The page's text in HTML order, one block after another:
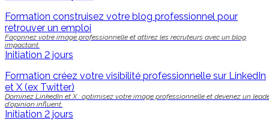
Formation construisez votre blog professionnel pour
retrouver un emploi
Façonnez votre image professionnelle et attirez les recruteurs avec un blog
impactant.
Initiation 2 jours
Formation créez votre visibilité professionnelle sur LinkedIn
et X (ex Twitter)
Dominez LinkedIn et X : optimisez votre image professionnelle et devenez un
d'opinion influent.
Initiation 2 jours